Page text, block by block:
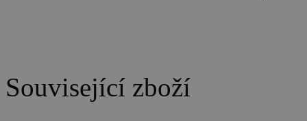
Související zboží